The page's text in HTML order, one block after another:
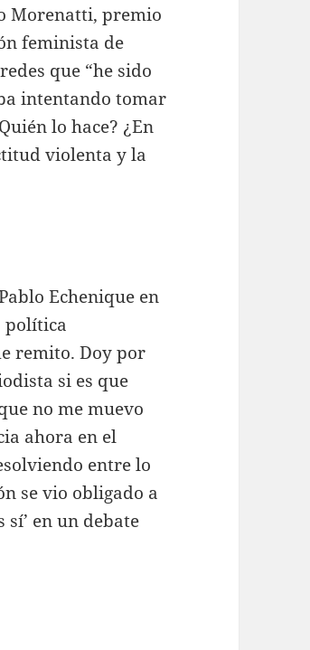
Morenatti, premio
feminista de
que “he sido
intentando tomar
lo hace? ¿En
violenta y la
Echenique en
política
remito. Doy por
si es que
no me muevo
ahora en el
entre lo
se vio obligado a
en un debate